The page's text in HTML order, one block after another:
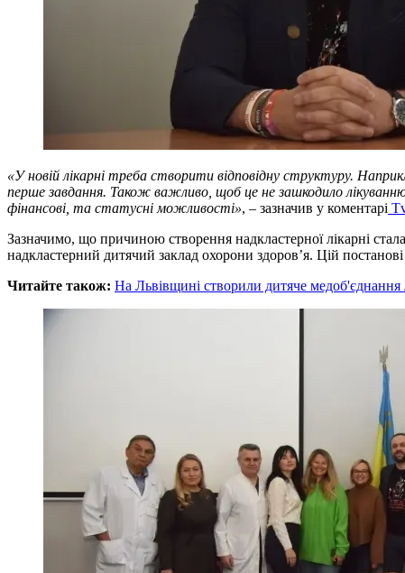
«У новій лікарні треба створити відповідну структуру.
перше завдання. Також важливо, щоб це не зашкодило лікуванню
фінансові, та статусні можливості», – зазначив у коментарі
Зазначимо, що причиною створення надкластерної лікарні
надкластерний дитячий заклад охорони здоров’я. Цій
Читайте також: На Львівщині створили дитяче медоб'єднання